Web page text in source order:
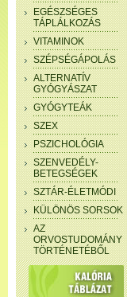
EGÉSZSÉGES
TÁPLÁLKOZÁS
VITAMINOK
SZÉPSÉGÁPOLÁS
ALTERNATÍV
GYÓGYÁSZAT
GYÓGYTEÁK
SZEX
PSZICHOLÓGIA
SZENVEDÉLY-
BETEGSÉGEK
SZTÁR-ÉLETMÓDI
KÜLÖNÖS SORSOK
AZ
ORVOSTUDOMÁNY
TÖRTÉNETÉBŐL